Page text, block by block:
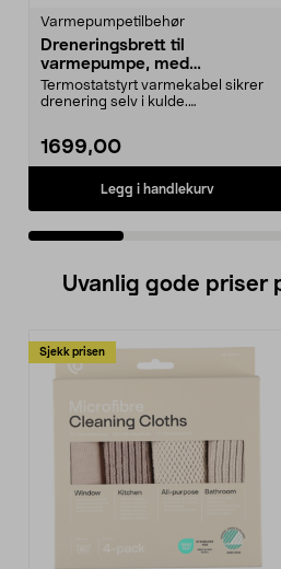
Varmepumpetilbehør
Dreneringsbrett til
varmepumpe, med
varmekabel
Termostatstyrt varmekabel sikrer
drenering selv i kulde.
1699,00
Legg i handlekurv
Uvanlig gode priser
Sjekk prisen